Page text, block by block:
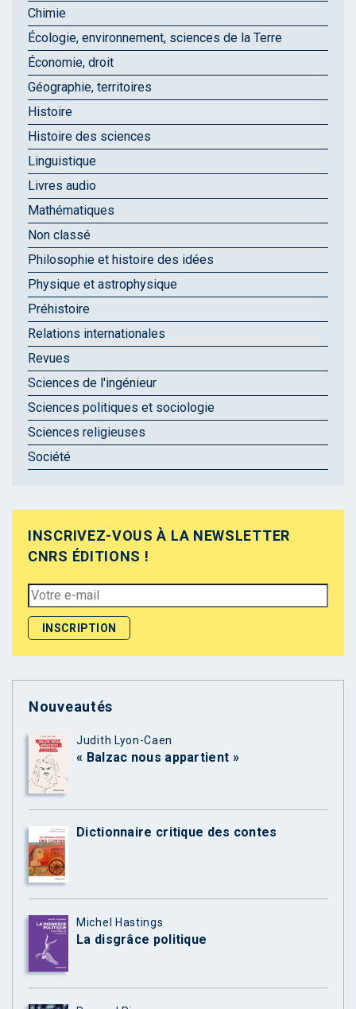
Chimie
Écologie, environnement, sciences de la Terre
Économie, droit
Géographie, territoires
Histoire
Histoire des sciences
Linguistique
Livres audio
Mathématiques
Non classé
Philosophie et histoire des idées
Physique et astrophysique
Préhistoire
Relations internationales
Revues
Sciences de l'ingénieur
Sciences politiques et sociologie
Sciences religieuses
Société
INSCRIVEZ-VOUS À LA NEWSLETTER
CNRS ÉDITIONS !
Nouveautés
Judith Lyon-Caen
« Balzac nous appartient »
Dictionnaire critique des contes
Michel Hastings
La disgrâce politique